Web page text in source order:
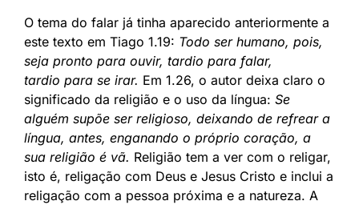
O tema do falar já tinha aparecido anteriormente a
este texto em Tiago 1.19: Todo ser humano, pois,
seja pronto para ouvir, tardio para falar,
tardio para se irar. Em 1.26, o autor deixa claro o
significado da religião e o uso da língua: Se
alguém supõe ser religioso, deixando de refrear a
língua, antes, enganando o próprio coração, a
sua religião é vã. Religião tem a ver com o religar,
isto é, religação com Deus e Jesus Cristo e inclui a
religação com a pessoa próxima e a natureza. A